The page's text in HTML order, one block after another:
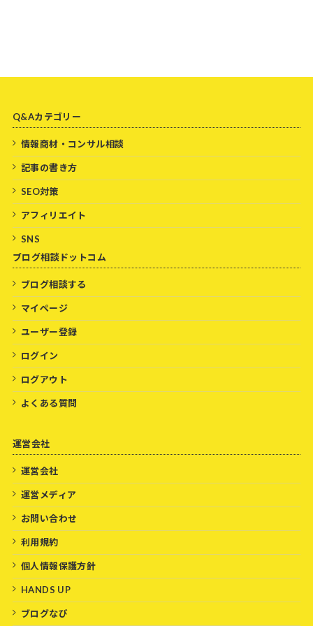
Q&Aカテゴリー
情報商材・コンサル相談
記事の書き方
SEO対策
アフィリエイト
SNS
ブログ相談ドットコム
ブログ相談する
マイページ
ユーザー登録
ログイン
ログアウト
よくある質問
運営会社
運営会社
運営メディア
お問い合わせ
利用規約
個人情報保護方針
HANDS UP
ブログなび